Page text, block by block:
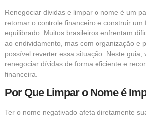
Renegociar dívidas e limpar o nome é um
retomar o controle financeiro e construir um
equilibrado. Muitos brasileiros enfrentam
ao endividamento, mas com organização e
possível reverter essa situação. Neste guia,
renegociar dívidas de forma eficiente e
financeira.
Por Que Limpar o Nome é
Ter o nome negativado afeta diretamente